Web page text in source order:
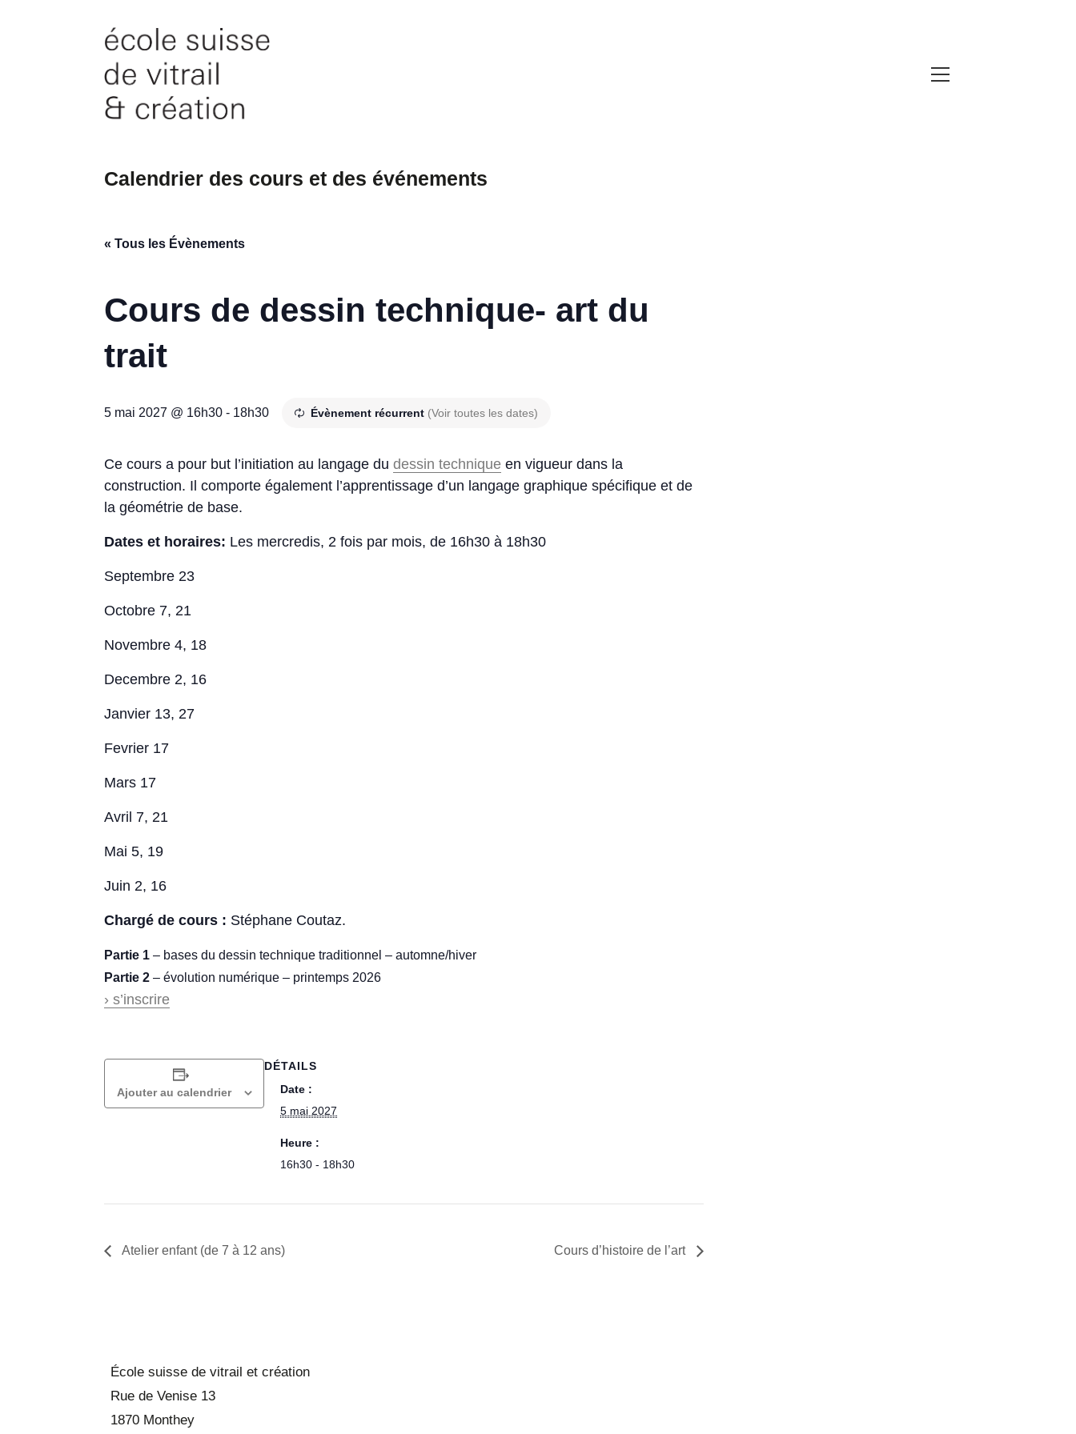
Calendrier des cours et des événements
« Tous les Évènements
Cours de dessin technique- art du
trait
5 mai 2027 @ 16h30 - 18h30 Évènement récurrent (Voir toutes les dates)
Ce cours a pour but l’initiation au langage dudessin technique en vigueur dans la
construction. Il comporte également l’apprentissage d’un langage graphique spécifique et de
la géométrie de base.
Dates et horaires: Les mercredis, 2 fois par mois, de 16h30 à 18h30
Septembre 23
Octobre 7, 21
Novembre 4, 18
Decembre 2, 16
Janvier 13, 27
Fevrier 17
Mars 17
Avril 7, 21
Mai 5, 19
Juin 2, 16
Chargé de cours : Stéphane Coutaz.
Partie 1 – bases du dessin technique traditionnel – automne/hiver
Partie 2 – évolution numérique – printemps 2026
› s’inscrire
Ajouter au calendrier
DÉTAILS
Date :
5 mai 2027
Heure :
16h30 - 18h30
Atelier enfant (de 7 à 12 ans) Cours d’histoire de l’art
École suisse de vitrail et création
Rue de Venise 13
1870 Monthey